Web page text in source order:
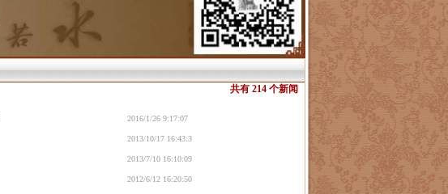
共有 214 个新闻
2016/1/26 9:17:07
2013/10/17 16:43:3
2013/7/10 16:10:09
2012/6/12 16:20:50